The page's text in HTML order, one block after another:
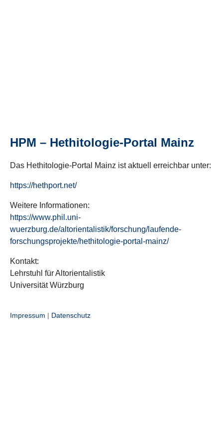
HPM – Hethitologie-Portal Mainz
Das Hethitologie-Portal Mainz ist aktuell erreichbar unter:
https://hethport.net/
Weitere Informationen:
https://www.phil.uni-
wuerzburg.de/altorientalistik/forschung/laufende-
forschungsprojekte/hethitologie-portal-mainz/
Kontakt:
Lehrstuhl für Altorientalistik
Universität Würzburg
Impressum | Datenschutz